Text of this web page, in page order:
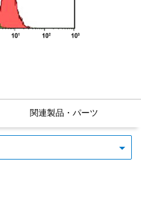
関連製品・パーツ